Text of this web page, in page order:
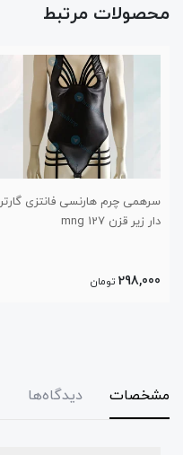
محصولات مرتبط
سرهمی چرم هارنسی فانتزی گارتر
دار زیر قزن 127 mng
298,000 تومان
مشخصات دیدگاه‌ها